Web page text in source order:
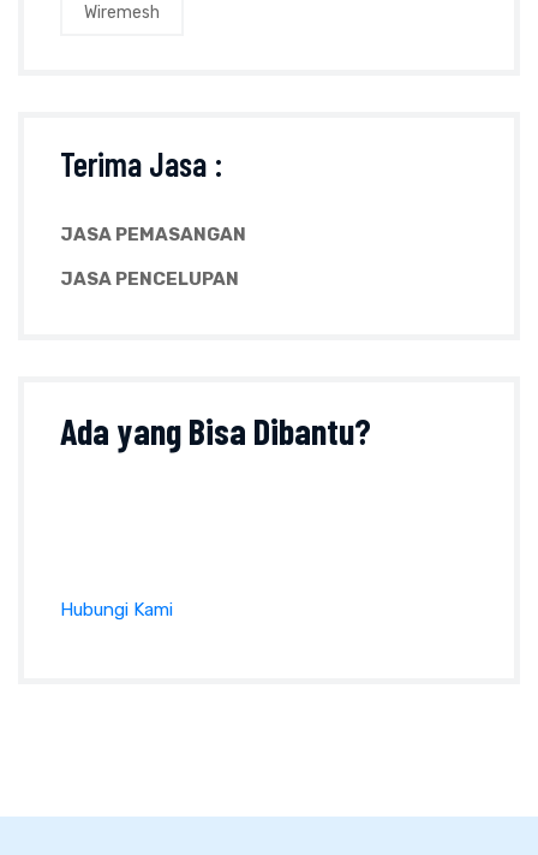
Wiremesh
Terima Jasa :
JASA PEMASANGAN
JASA PENCELUPAN
Ada yangBisa Dibantu?
Hubungi Kami